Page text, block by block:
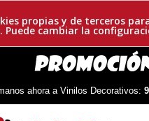
propias y de terceros
Puede cambiar la
ahora a Vinilos Decorativos: